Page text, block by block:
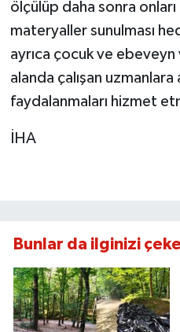
ölçülüp daha sonra
materyaller sunulması
ayrıca çocuk ve
alanda çalışan uzmanlara
faydalanmaları hizmet
İHA
Bunlar da ilginizi